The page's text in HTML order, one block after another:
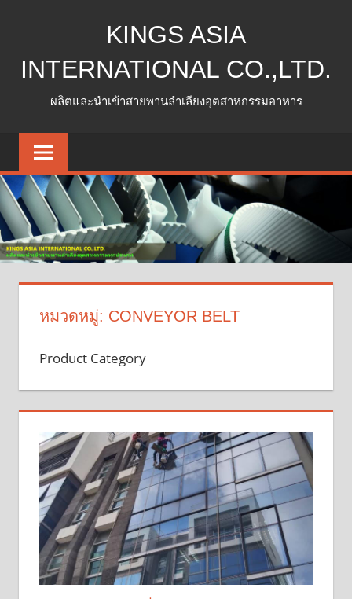
content
KINGS ASIA
INTERNATIONAL CO.,LTD.
ผลิตและนำเข้าสายพานลำเลียงอุตสาหกรรมอาหาร
หมวดหมู่: CONVEYOR BELT
Product Category